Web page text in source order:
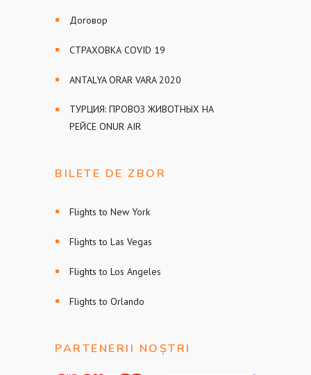
Договор
СТРАХОВКА COVID 19
ANTALYA ORAR VARA 2020
ТУРЦИЯ: ПРОВОЗ ЖИВОТНЫХ НА
РЕЙСЕ ONUR AIR
BILETE DE ZBOR
Flights to New York
Flights to Las Vegas
Flights to Los Angeles
Flights to Orlando
PARTENERII NOȘTRI